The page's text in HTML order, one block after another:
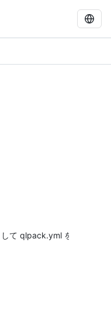
て qlpack.yml を